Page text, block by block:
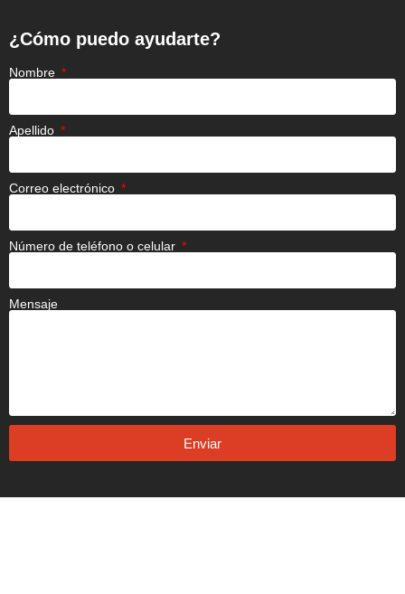
¿Cómo puedo ayudarte?
Nombre
Apellido
Correo electrónico
Número de teléfono o celular
Mensaje
Enviar